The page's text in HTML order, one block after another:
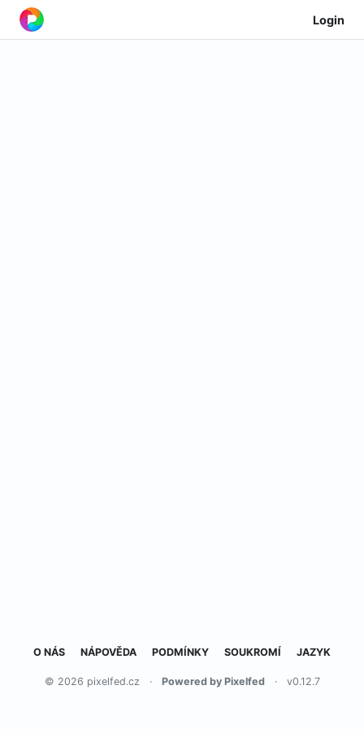
Login
O NÁS NÁPOVĚDA PODMÍNKY SOUKROMÍ JAZYK
© 2026 pixelfed.cz · Powered by Pixelfed · v0.12.7